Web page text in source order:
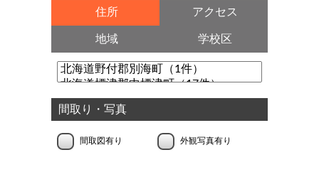
住所 アクセス
地域 学校区
間取り・写真
間取図有り 外観写真有り